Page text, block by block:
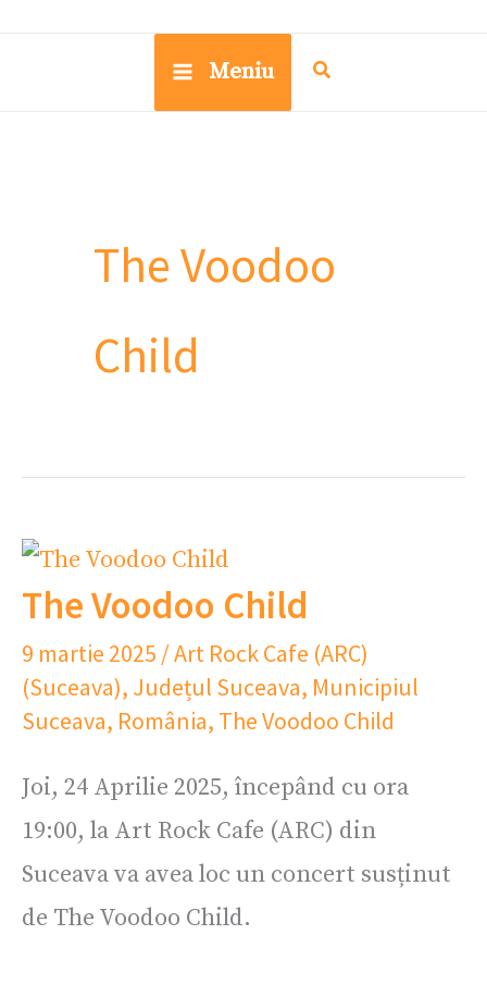
Meniu
The Voodoo
Child
The Voodoo Child
9 martie 2025 /Art Rock Cafe (ARC)
(Suceava), Județul Suceava, Municipiul
Suceava, România, The Voodoo Child
Joi, 24 Aprilie 2025, începând cu ora
19:00, la Art Rock Cafe (ARC) din
Suceava va avea loc un concert susținut
de The Voodoo Child.